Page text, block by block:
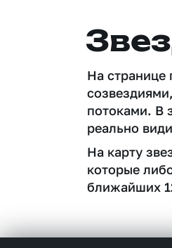
На странице
потоками. В
реально
На карту
которые
ближайших